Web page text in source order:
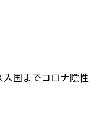
国までコロナ陰性